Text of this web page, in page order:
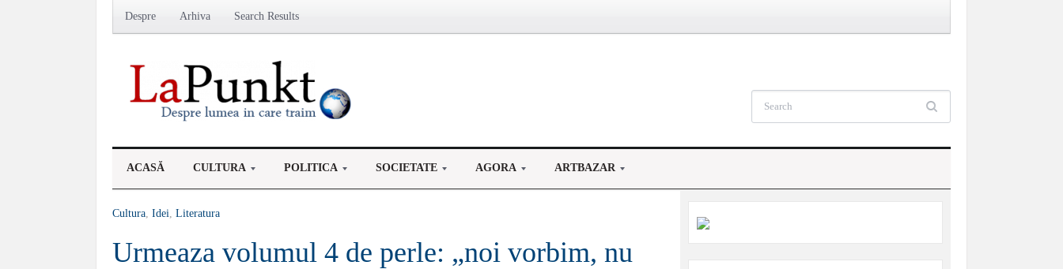
Despre Arhiva Search Results
ACASĂ CULTURA POLITICA SOCIETATE AGORA ARTBAZAR
Cultura, Idei, Literatura
Urmeaza volumul 4 de perle: „noi vorbim, nu